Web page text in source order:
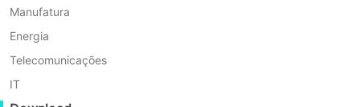
Manufatura
Energia
Telecomunicações
IT8 Min